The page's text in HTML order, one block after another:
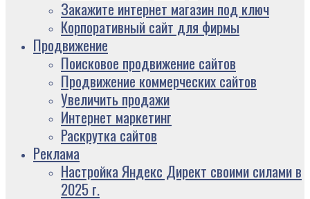
Закажите интернет магазин под ключ
Корпоративный сайт для фирмы
Продвижение
Поисковое продвижение сайтов
Продвижение коммерческих сайтов
Увеличить продажи
Интернет маркетинг
Раскрутка сайтов
Реклама
Настройка Яндекс Директ своими силами в
2025 г.